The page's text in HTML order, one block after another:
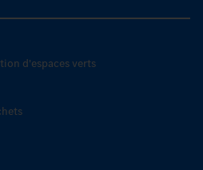
d'espaces verts